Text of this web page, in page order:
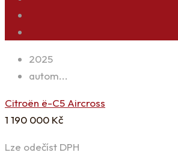
2025
autom...
Citroën ë-C5 Aircross
1 190 000 Kč
Lze odečíst DPH